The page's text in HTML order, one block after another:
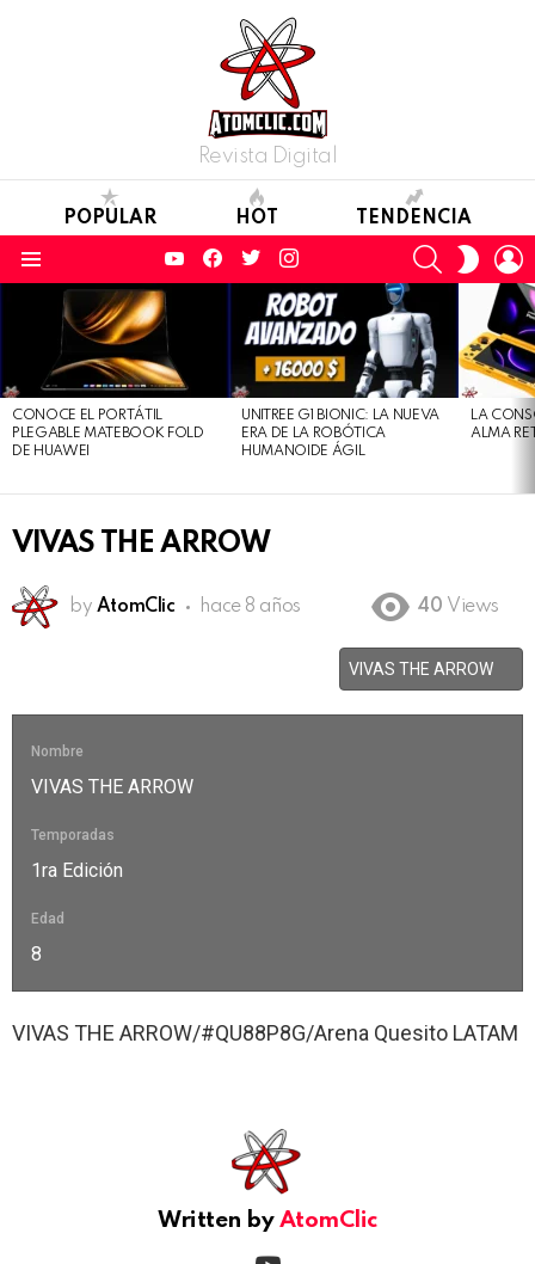
Revista Digital
POPULAR HOT TENDENCIA
YouTubeFacebook
TwitterInstagram SEARCH
SKIN
STORIES
CONOCE EL PORTÁTIL
PLEGABLE MATEBOOK FOLD
DE HUAWEI
UNITREE G1 BIONIC: LA NUEVA
ERA DE LA ROBÓTICA
HUMANOIDE ÁGIL
LA
ALMA
VIVAS THE ARROW
by AtomClic hace 8 años 40 Views
Nombre
VIVAS THE ARROW
Temporadas
1ra Edición
Edad
8
VIVAS THE ARROW/#QU88P8G/Arena Quesito LATAM
Written by AtomClic